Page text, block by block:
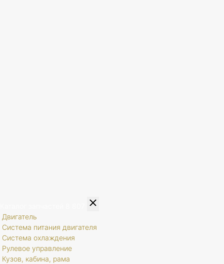
Двигатель
Система питания двигателя
Система охлаждения
Рулевое управление
Кузов, кабина, рама